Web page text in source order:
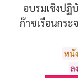
อบรมเชิงปฏิ
ก๊าซเรือนกระ
หนั
ล